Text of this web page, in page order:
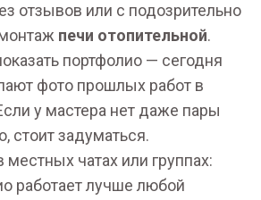
отзывов или с подозрительно
печи отопительной.
портфолио — сегодня
фото прошлых работ в
у мастера нет даже пары
стоит задуматься.
чатах или группах:
работает лучше любой